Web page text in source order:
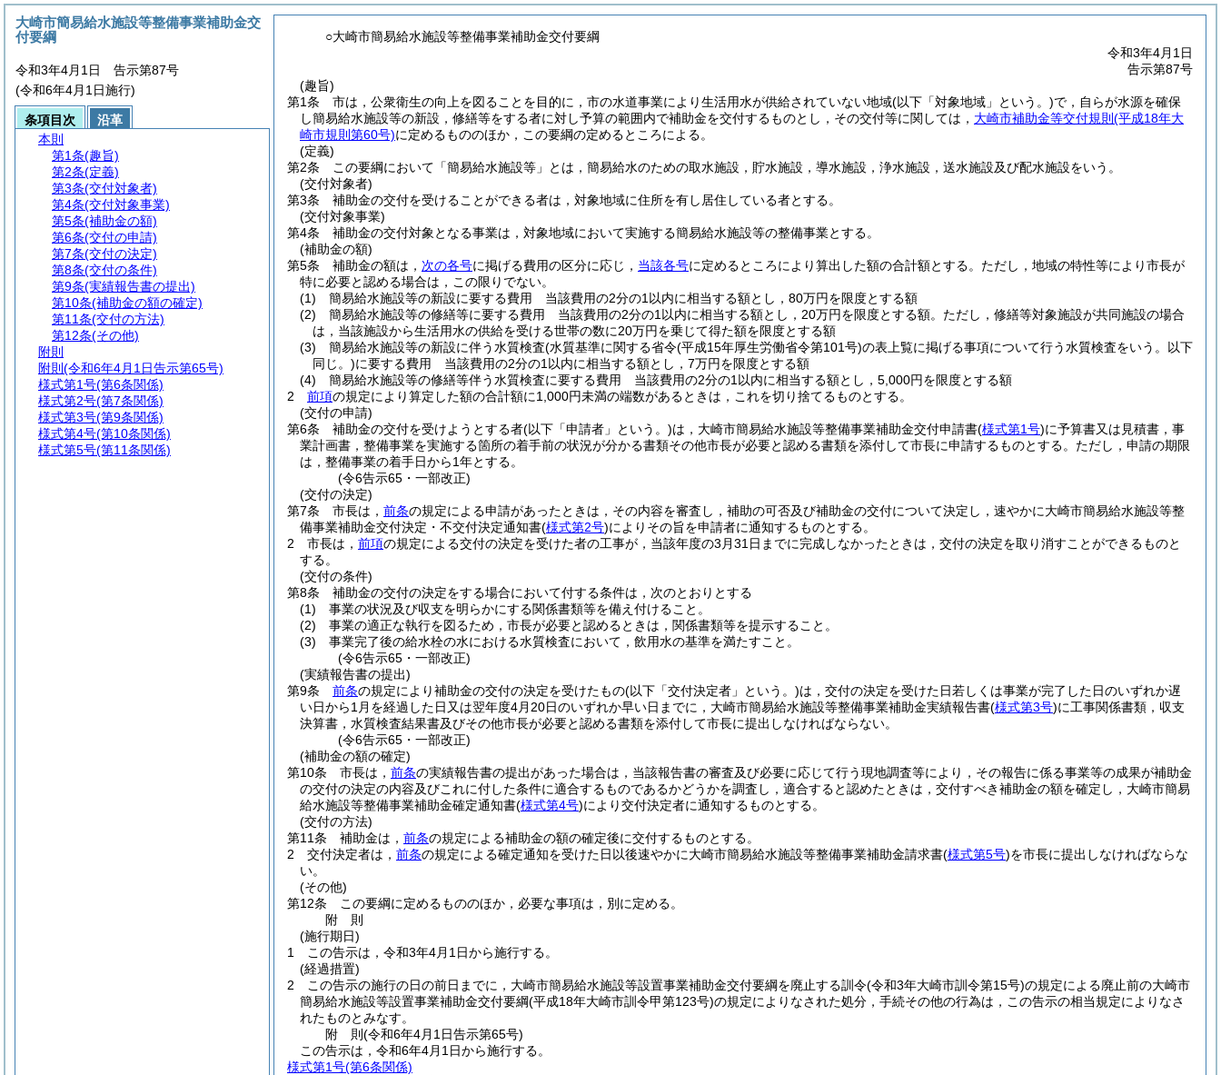
○大崎市簡易給水施設等整備事業補助金交付要綱
令和3年4月1日
告示第87号
(趣旨)
第1条
市は，公衆衛生の向上を図ることを目的に，市の水道事業により生活用水が供給されていない地域(以下「対象地域」という。)で，自らが水源を確保
し簡易給水施設等の新設，修繕等をする者に対し予算の範囲内で補助金を交付するものとし，その交付等に関しては， 大崎市補助金等交付規則 (平成18年大
崎市規則第60号)に定めるもののほか，この要綱の定めるところによる。
(定義)
第2条
この要綱において「簡易給水施設等」とは，簡易給水のための取水施設，貯水施設，導水施設，浄水施設，送水施設及び配水施設をいう。
(交付対象者)
第3条
補助金の交付を受けることができる者は，対象地域に住所を有し居住している者とする。
(交付対象事業)
第4条
補助金の交付対象となる事業は，対象地域において実施する簡易給水施設等の整備事業とする。
(補助金の額)
第5条
補助金の額は， 次の各号に掲げる費用の区分に応じ， 当該各号に定めるところにより算出した額の合計額とする。 ただし，地域の特性等により市長が
特に必要と認める場合は，この限りでない。
(1)
簡易給水施設等の新設に要する費用 当該費用の2分の1以内に相当する額とし，80万円を限度とする額
(2)
簡易給水施設等の修繕等に要する費用 当該費用の2分の1以内に相当する額とし，20万円を限度とする額。ただし，修繕等対象施設が共同施設の場合
は，当該施設から生活用水の供給を受ける世帯の数に20万円を乗じて得た額を限度とする額
(3)
簡易給水施設等の新設に伴う水質検査(水質基準に関する省令(平成15年厚生労働省令第101号)の表上覧に掲げる事項について行う水質検査をいう。以下
同じ。)に要する費用 当該費用の2分の1以内に相当する額とし，7万円を限度とする額
(4)
簡易給水施設等の修繕等伴う水質検査に要する費用 当該費用の2分の1以内に相当する額とし，5,000円を限度とする額
2
前項の規定により算定した額の合計額に1,000円未満の端数があるときは，これを切り捨てるものとする。
(交付の申請)
第6条
補助金の交付を受けようとする者(以下「申請者」という。)は，大崎市簡易給水施設等整備事業補助金交付申請書(様式第1号)に予算書又は見積書，事
業計画書，整備事業を実施する箇所の着手前の状況が分かる書類その他市長が必要と認める書類を添付して市長に申請するものとする。 ただし，申請の期限
は，整備事業の着手日から1年とする。
(令6告示65・一部改正)
(交付の決定)
第7条
市長は， 前条の規定による申請があったときは，その内容を審査し，補助の可否及び補助金の交付について決定し，速やかに大崎市簡易給水施設等整
備事業補助金交付決定・不交付決定通知書(様式第2号)によりその旨を申請者に通知するものとする。
2
市長は， 前項の規定による交付の決定を受けた者の工事が，当該年度の3月31日までに完成しなかったときは，交付の決定を取り消すことができるものと
する。
(交付の条件)
第8条
補助金の交付の決定をする場合において付する条件は，次のとおりとする
(1)
事業の状況及び収支を明らかにする関係書類等を備え付けること。
(2)
事業の適正な執行を図るため，市長が必要と認めるときは，関係書類等を提示すること。
(3)
事業完了後の給水栓の水における水質検査において，飲用水の基準を満たすこと。
(令6告示65・一部改正)
(実績報告書の提出)
第9条
前条の規定により補助金の交付の決定を受けたもの(以下「交付決定者」という。)は，交付の決定を受けた日若しくは事業が完了した日のいずれか遅
い日から1月を経過した日又は翌年度4月20日のいずれか早い日までに，大崎市簡易給水施設等整備事業補助金実績報告書(様式第3号)に工事関係書類，収支
決算書，水質検査結果書及びその他市長が必要と認める書類を添付して市長に提出しなければならない。
(令6告示65・一部改正)
(補助金の額の確定)
第10条
市長は， 前条の実績報告書の提出があった場合は，当該報告書の審査及び必要に応じて行う現地調査等により，その報告に係る事業等の成果が補助金
の交付の決定の内容及びこれに付した条件に適合するものであるかどうかを調査し，適合すると認めたときは，交付すべき補助金の額を確定し，大崎市簡易
給水施設等整備事業補助金確定通知書(様式第4号)により交付決定者に通知するものとする。
(交付の方法)
第11条
補助金は， 前条の規定による補助金の額の確定後に交付するものとする。
2
交付決定者は， 前条の規定による確定通知を受けた日以後速やかに大崎市簡易給水施設等整備事業補助金請求書(様式第5号)を市長に提出しなければならな
い。
(その他)
第12条
この要綱に定めるもののほか，必要な事項は，別に定める。
附 則
(施行期日)
1
この告示は，令和3年4月1日から施行する。
(経過措置)
2
この告示の施行の日の前日までに，大崎市簡易給水施設等設置事業補助金交付要綱を廃止する訓令(令和3年大崎市訓令第15号)の規定による廃止前の大崎市
簡易給水施設等設置事業補助金交付要綱(平成18年大崎市訓令甲第123号)の規定によりなされた処分，手続その他の行為は，この告示の相当規定によりなさ
れたものとみなす。
附 則(令和6年4月1日告示第65号)
この告示は，令和6年4月1日から施行する。
様式第1号(第6条関係)
大崎市簡易給水施設等整備事業補助金交
付要綱
令和3年4月1日 告示第87号
(令和6年4月1日施行)
条項目次
沿革
本則
第1条(趣旨)
第2条(定義)
第3条(交付対象者)
第4条(交付対象事業)
第5条(補助金の額)
第6条(交付の申請)
第7条(交付の決定)
第8条(交付の条件)
第9条(実績報告書の提出)
第10条(補助金の額の確定)
第11条(交付の方法)
第12条(その他)
附則
附則 (令和6年4月1日告示第65号)
様式第1号(第6条関係)
様式第2号(第7条関係)
様式第3号(第9条関係)
様式第4号(第10条関係)
様式第5号(第11条関係)